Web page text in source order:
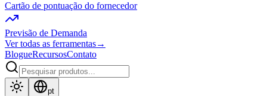
Cartão de pontuação do fornecedor
Previsão de Demanda
Ver todas as ferramentas→
BlogueRecursosContato
pt